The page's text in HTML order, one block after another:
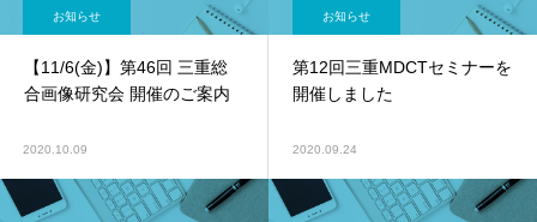
お知らせ
【11/6(金)】第46回 三重総
合画像研究会 開催のご案内
2020.10.09
お知らせ
第12回三重MDCTセミナーを
開催しました
2020.09.24